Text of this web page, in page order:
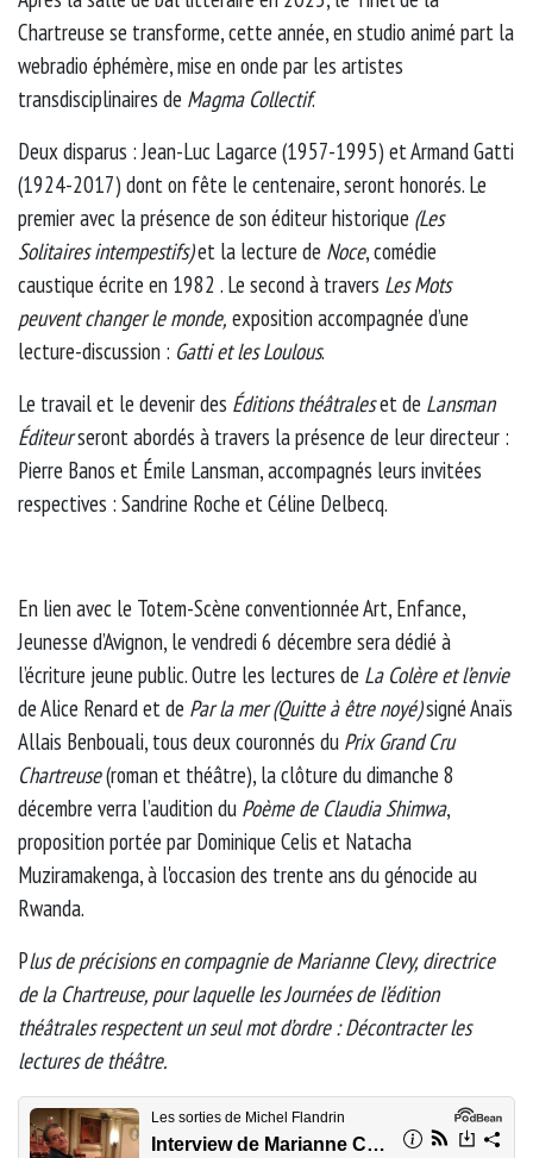
Chartreuse se transforme, cette année, en studio animé part la
webradio éphémère, mise en onde par les artistes
transdisciplinaires de Magma Collectif.
Deux disparus : Jean-Luc Lagarce (1957-1995) et Armand Gatti
(1924-2017) dont on fête le centenaire, seront honorés. Le
premier avec la présence de son éditeur historique (Les
Solitaires intempestifs)et la lecture de Noce, comédie
caustique écrite en 1982 . Le second à travers Les Mots
peuvent changer le monde, exposition accompagnée d’une
lecture-discussion : Gatti et les Loulous.
Le travail et le devenir des Éditions théâtraleset de Lansman
Éditeurseront abordés à travers la présence de leur directeur :
Pierre Banos et Émile Lansman, accompagnés leurs invitées
respectives : Sandrine Roche et Céline Delbecq.
En lien avec le Totem-Scène conventionnée Art, Enfance,
Jeunesse d’Avignon, le vendredi 6 décembre sera dédié à
l’écriture jeune public. Outre les lectures de La Colère et l’envie
de Alice Renard et de Par la mer (Quitte à être noyé)signé Anaïs
Allais Benbouali, tous deux couronnés du Prix Grand Cru
Chartreuse(roman et théâtre), la clôture du dimanche 8
décembre verra l’audition du Poème de Claudia Shimwa,
proposition portée par Dominique Celis et Natacha
Muziramakenga, à l'occasion des trente ans du génocide au
Rwanda.
Plus de précisions en compagnie de Marianne Clevy, directrice
de la Chartreuse, pour laquelle les Journées de l’édition
théâtrales respectent un seul mot d’ordre : Décontracter les
lectures de théâtre.